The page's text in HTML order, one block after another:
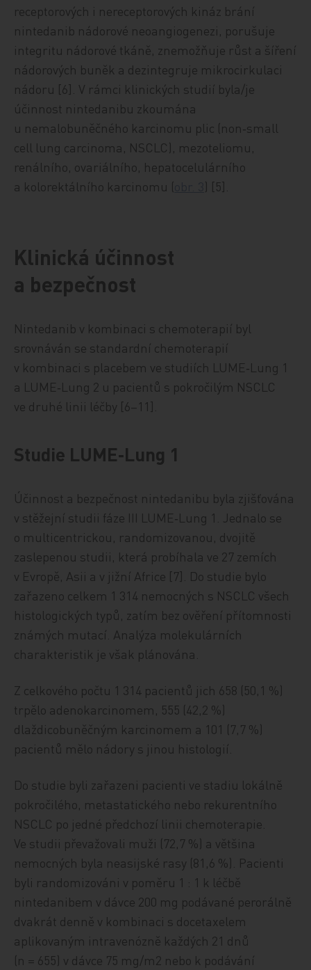
receptorových i nereceptorových kináz brání
nintedanib nádorové neoangiogenezi, porušuje
integritu nádorové tkáně, znemožňuje růst a šíření
nádorových buněk a dezintegruje mikrocirkulaci
nádoru [6]. V rámci klinických studií byla/je
účinnost nintedanibu zkoumána
u nemalobuněčného karcinomu plic (non‑small
cell lung carcinoma, NSCLC), mezoteliomu,
renálního, ovariálního, hepatocelulárního
a kolorektálního karcinomu (
) [5].
Klinická účinnost
a bezpečnost
Nintedanib v kombinaci s chemoterapií byl
srovnáván se standardní chemoterapií
v kombinaci s placebem ve studiích LUME‑Lung 1
a LUME‑Lung 2 u pacientů s pokročilým NSCLC
ve druhé linii léčby [6–11].
Studie LUME‑Lung 1
Účinnost a bezpečnost nintedanibu byla zjišťována
v stěžejní studii fáze III LUME‑Lung 1. Jednalo se
o multicentrickou, randomizovanou, dvojitě
zaslepenou studii, která probíhala ve 27 zemích
v Evropě, Asii a v jižní Africe [7]. Do studie bylo
zařazeno celkem 1 314 nemocných s NSCLC všech
histologických typů, zatím bez ověření přítomnosti
známých mutací. Analýza molekulárních
charakteristik je však plánována.
Z celkového počtu 1 314 pacientů jich 658 (50,1 %)
trpělo adenokarcinomem, 555 (42,2 %)
dlaždicobuněčným karcinomem a 101 (7,7 %)
pacientů mělo nádory s jinou histologií.
Do studie byli zařazeni pacienti ve stadiu lokálně
pokročilého, metastatického nebo rekurentního
NSCLC po jedné předchozí linii chemoterapie.
Ve studii převažovali muži (72,7 %) a většina
nemocných byla neasijské rasy (81,6 %). Pacienti
byli randomizováni v poměru 1 : 1 k léčbě
nintedanibem v dávce 200 mg podávané perorálně
dvakrát denně v kombinaci s docetaxelem
aplikovaným intravenózně každých 21 dnů
(n = 655) v dávce 75 mg/m2 nebo k podávání